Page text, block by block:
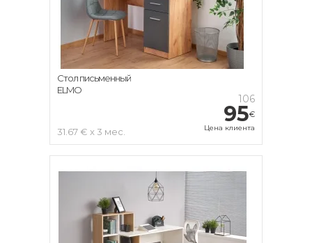
106
95€
Цена клиента
31.67 € x 3 мес.
Стол письменный
ELMO